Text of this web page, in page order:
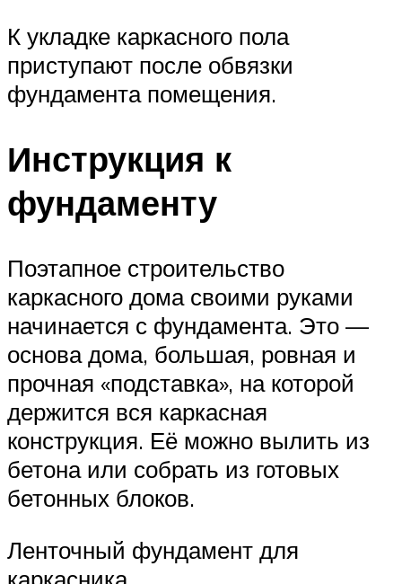
К укладке каркасного пола
приступают после обвязки
фундамента помещения.
Инструкция к
фундаменту
Поэтапное строительство
каркасного дома своими руками
начинается с фундамента. Это —
основа дома, большая, ровная и
прочная «подставка», на которой
держится вся каркасная
конструкция. Её можно вылить из
бетона или собрать из готовых
бетонных блоков.
Ленточный фундамент для